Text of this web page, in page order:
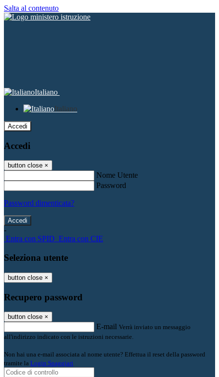
Salta al contenuto
Italiano
Italiano
Accedi
Accedi
button close ×
Nome Utente
Password
Password dimenticata?
-
Entra con SPID Entra con CIE
Seleziona utente
button close ×
Recupero password
button close ×
E-mail Verrà inviato un messaggio
all'indirizzo indicato con le istruzioni necessarie.
Non hai una e-mail associata al nome utente? Effettua il reset della password
tramite la Login Spaggiari